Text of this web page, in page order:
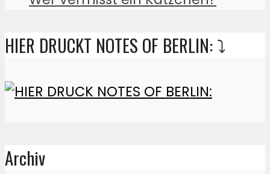
HIER DRUCKT NOTES OF BERLIN: ⤵️
Archiv